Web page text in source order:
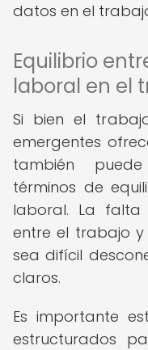
datos en el
Equilibrio
laboral en el
Si bien el
emergentes
también
términos de
laboral. La falta
entre el trabajo
sea difícil
claros.
Es importante
estructurados